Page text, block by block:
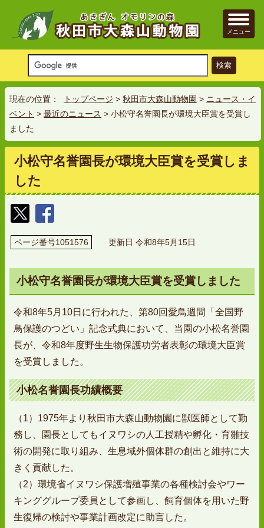
メニュー
現在の位置： トップページ > 秋田市大森山動物園 > ニュース・イ
ベント > 最近のニュース > 小松守名誉園長が環境大臣賞を受賞し
ました
小松守名誉園長が環境大臣賞を受賞しま
した
ページ番号1051576 更新日 令和8年5月15日
小松守名誉園長が環境大臣賞を受賞しました
令和8年5月10日に行われた、第80回愛鳥週間「全国野
鳥保護のつどい」記念式典において、当園の小松名誉園
長が、令和8年度野生生物保護功労者表彰の環境大臣賞
を受賞しました。
小松名誉園長功績概要
（1）1975年より秋田市大森山動物園に獣医師として勤
務し、園長としてもイヌワシの人工授精や孵化・育雛技
術の開発に取り組み、生息域外個体群の創出と維持に大
きく貢献した。
（2）環境省イヌワシ保護増殖事業の各種検討会やワー
キンググループ委員として参画し、飼育個体を用いた野
生復帰の検討や事業計画改定に助言した。